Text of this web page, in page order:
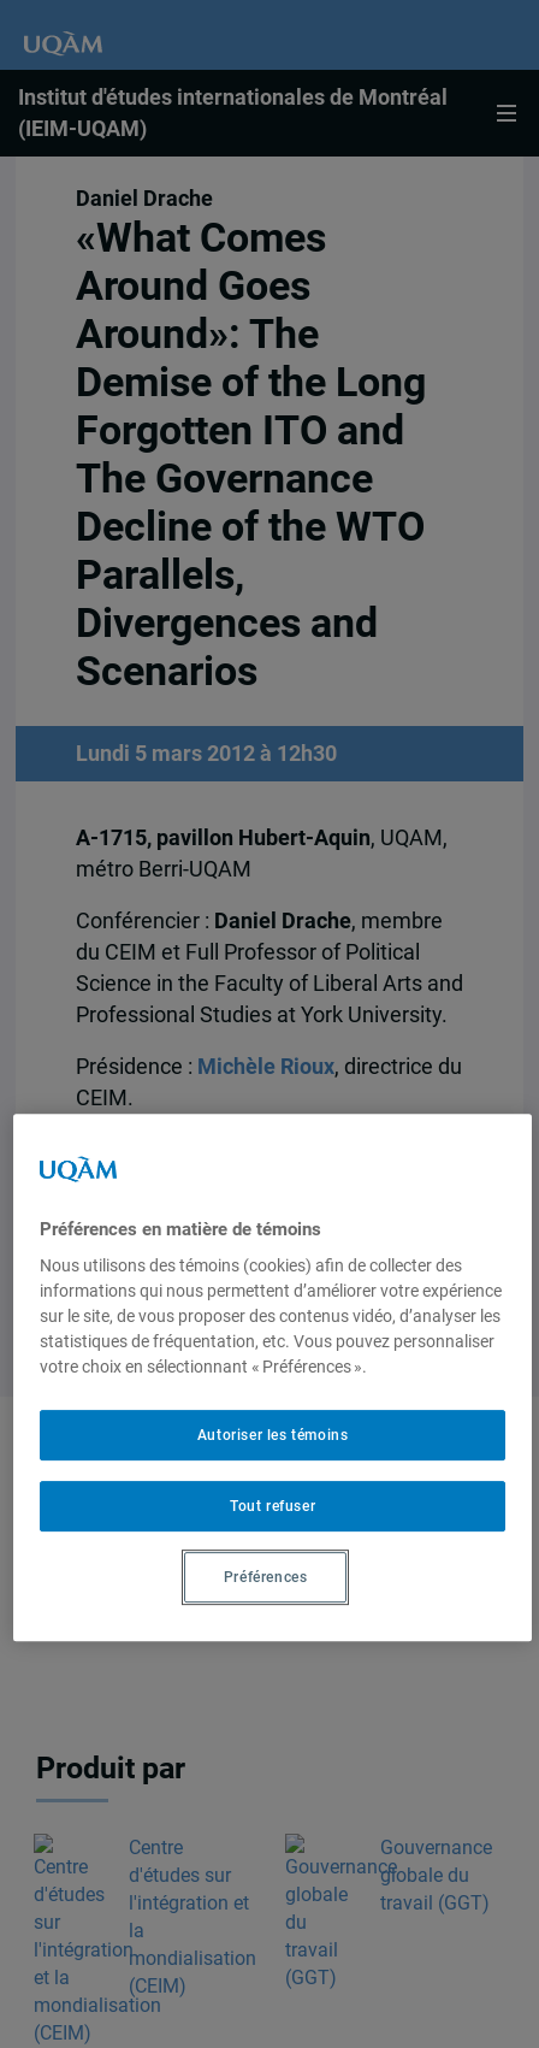
Institut d'études internationales de Montréal
(IEIM-UQAM)
Daniel Drache
«What Comes
Around Goes
Around»: The
Demise of the Long
Forgotten ITO and
The Governance
Decline of the WTO
Parallels,
Divergences and
Scenarios
Lundi 5 mars 2012 à 12h30
A-1715, pavillon Hubert-Aquin, UQAM,
métro Berri-UQAM
Conférencier : Daniel Drache, membre
du CEIM et Full Professor of Political
Science in the Faculty of Liberal Arts and
Professional Studies at York University.
Présidence : Michèle Rioux, directrice du
CEIM.
Auteurs-trices
Daniel
Drache
Produit par
Centre
d'études sur
l'intégration et
la
mondialisation
(CEIM)
Gouvernance
globale du
travail (GGT)
Préférences en matière de témoins
Nous utilisons des témoins (cookies) afin de collecter des
informations qui nous permettent d’améliorer votre expérience
sur le site, de vous proposer des contenus vidéo, d’analyser les
statistiques de fréquentation, etc. Vous pouvez personnaliser
votre choix en sélectionnant « Préférences ».
Tout refuser
Autoriser les témoins
Préférences